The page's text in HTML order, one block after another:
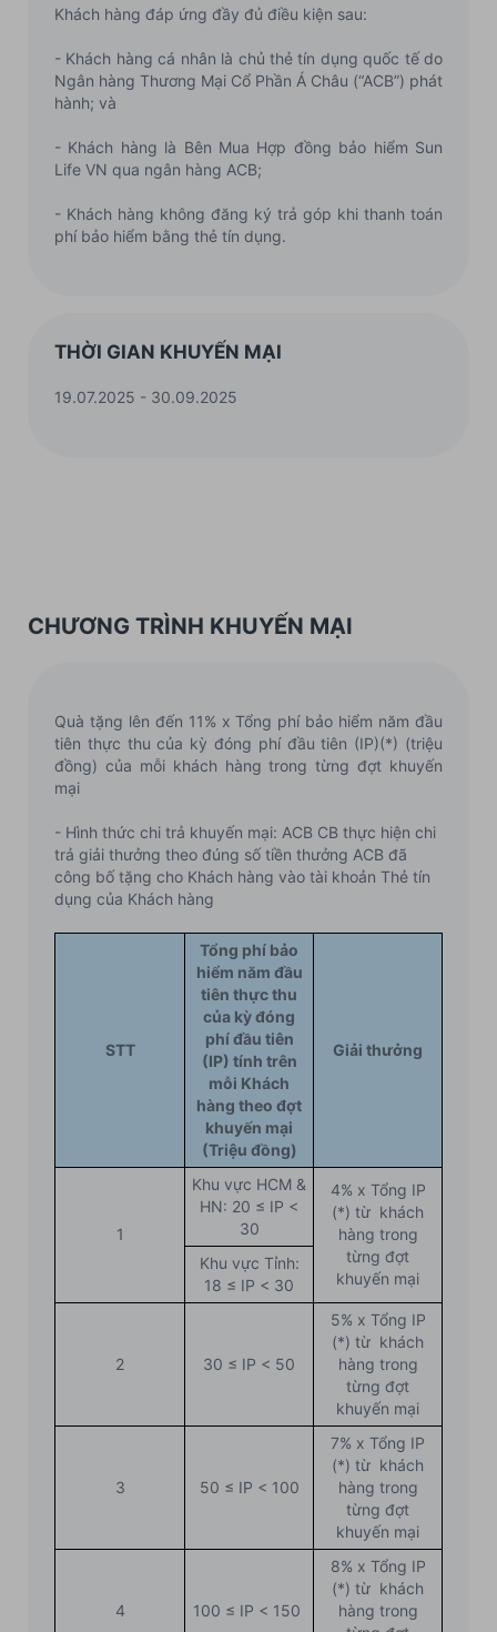
Khách hàng đáp ứng đầy đủ điều kiện sau:
- Khách hàng cá nhân là chủ thẻ tín dụng quốc tế do
Ngân hàng Thương Mại Cổ Phần Á Châu (“ACB”) phát
hành; và
- Khách hàng là Bên Mua Hợp đồng bảo hiểm Sun
Life VN qua ngân hàng ACB;
- Khách hàng không đăng ký trả góp khi thanh toán
phí bảo hiểm bằng thẻ tín dụng.
THỜI GIAN KHUYẾN MẠI
19.07.2025 - 30.09.2025
CHƯƠNG TRÌNH KHUYẾN MẠI
Quà tặng lên đến 11% x Tổng phí bảo hiểm năm đầu
tiên thực thu của kỳ đóng phí đầu tiên (IP)(*) (triệu
đồng) của mỗi khách hàng trong từng đợt khuyến
mại
- Hình thức chi trả khuyến mại: ACB CB thực hiện chi
trả giải thưởng theo đúng số tiền thưởng ACB đã
công bố tặng cho Khách hàng vào tài khoản Thẻ tín
dụng của Khách hàng
STT
Tổng phí bảo
hiểm năm đầu
tiên thực thu
của kỳ đóng
phí đầu tiên
(IP) tính trên
mỗi Khách
hàng theo đợt
khuyến mại
(Triệu đồng)
Giải thưởng
1
Khu vực HCM &
HN: 20 ≤ IP <
30
4% x Tổng IP
(*) từ khách
hàng trong
từng đợt
khuyến mại
Khu vực Tỉnh:
18 ≤ IP < 30
2 30 ≤ IP < 50
5% x Tổng IP
(*) từ khách
hàng trong
từng đợt
khuyến mại
3 50 ≤ IP < 100
7% x Tổng IP
(*) từ khách
hàng trong
từng đợt
khuyến mại
4 100 ≤ IP < 150
8% x Tổng IP
(*) từ khách
hàng trong